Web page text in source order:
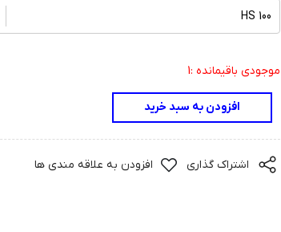
HS 100
موجودی باقیمانده :1
افزودن به سبد خرید
اشتراک گذاری افزودن به علاقه مندی ها